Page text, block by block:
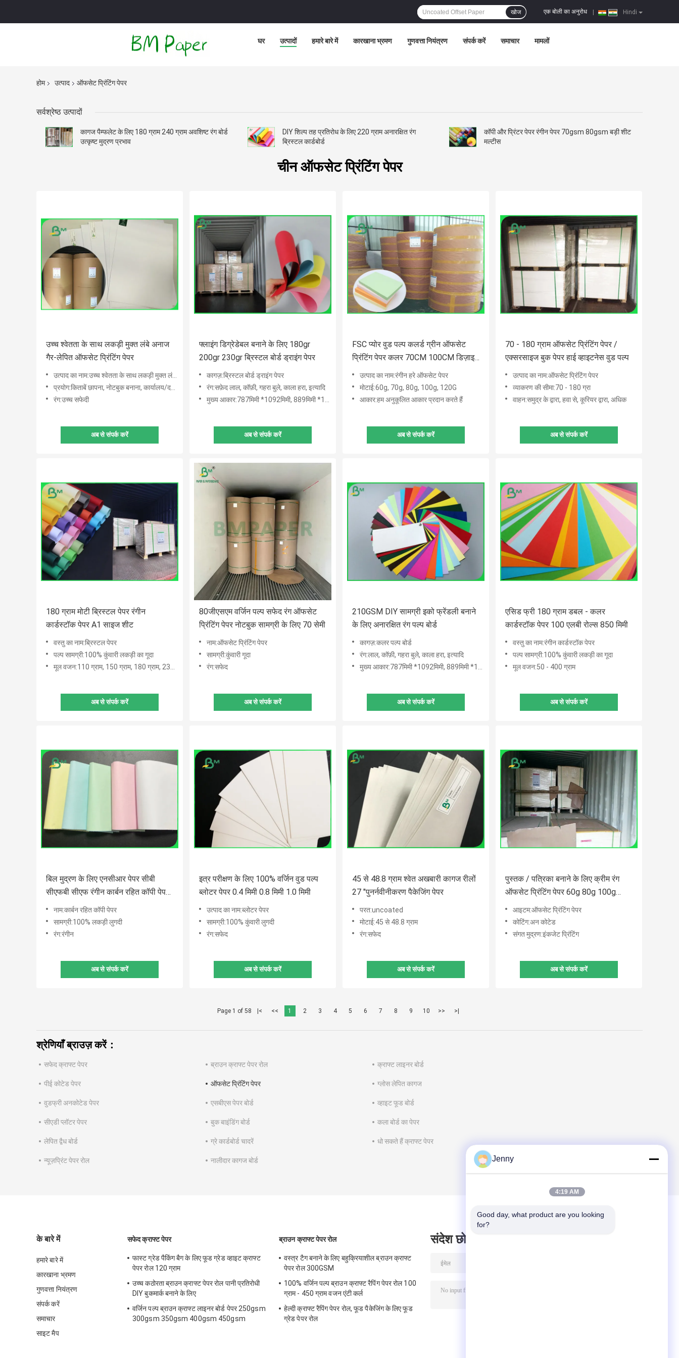
Hindi
एक बोली का अनुरोध
खोज
घर उत्पादों हमारे बारे में कारखाना भ्रमण गुणवत्ता नियंत्रण संपर्क करें समाचार मामलों
होम उत्पाद ऑफसेट प्रिंटिंग पेपर
सर्वश्रेष्ठ उत्पादों
कागज पैम्फलेट के लिए 180 ग्राम 240 ग्राम अवशिष्ट रंग बोर्ड
उत्कृष्ट मुद्रण प्रभाव
DIY शिल्प तह प्रतिरोध के लिए 220 ग्राम अनारक्षित रंग
ब्रिस्टल कार्डबोर्ड
कॉपी और प्रिंटर पेपर रंगीन पेपर 70gsm 80gsm बड़ी शीट
मल्टीस
चीन ऑफसेट प्रिंटिंग पेपर
उच्च श्वेतता के साथ लकड़ी मुक्त लंबे अनाज
गैर-लेपित ऑफसेट प्रिंटिंग पेपर
उत्पाद का नाम:उच्च श्वेतता के साथ लकड़ी मुक्त लंबे अनाज गैर-लेपित ऑफसेट प्रिंटिंग पेपर
प्रयोग:किताबें छापना, नोटबुक बनाना, कार्यालय/दस्तावेज़ पत्र, अभ्यास पुस्तिकाएँ, नोटबुक, पत्रिकाएँ, रंगीन चि
रंग:उच्च सफेदी
अब से संपर्क करें
फ्लाइंग डिग्रेडेबल बनाने के लिए 180gr
200gr 230gr ब्रिस्टल बोर्ड ड्राइंग पेपर
कागज़:ब्रिस्टल बोर्ड ड्राइंग पेपर
रंग:सफ़ेद लाल, कॉफ़ी, गहरा बुले, काला हरा, इत्यादि
मुख्य आकार:787मिमी *1092मिमी, 889मिमी *1194मिमी, 850मिमी*1194मिमी, 787मिमी, 850मिमी, 889मिमी
अब से संपर्क करें
FSC प्योर वुड पल्प कलर्ड ग्रीन ऑफसेट
प्रिंटिंग पेपर कलर 70CM 100CM डिज़ाइन
उत्पाद का नाम:रंगीन हरे ऑफसेट पेपर
मोटाई:60g, 70g, 80g, 100g, 120G
आकार:हम अनुकूलित आकार प्रदान करते हैं
अब से संपर्क करें
70 - 180 ग्राम ऑफसेट प्रिंटिंग पेपर /
एक्सरसाइज बुक पेपर हाई व्हाइटनेस वुड पल्प
उत्पाद का नाम:ऑफसेट प्रिंटिंग पेपर
व्याकरण की सीमा:70 - 180 ग्रा
वाहन:समुद्र के द्वारा, हवा से, कूरियर द्वारा, अधिक
अब से संपर्क करें
180 ग्राम मोटी ब्रिस्टल पेपर रंगीन
कार्डस्टॉक पेपर A1 साइज शीट
वस्तु का नाम:ब्रिस्टल पेपर
पल्प सामग्री:100% कुंवारी लकड़ी का गूदा
मूल वजन:110 ग्राम, 150 ग्राम, 180 ग्राम, 230 ग्राम, 250 ग्राम
अब से संपर्क करें
80जीएसएम वर्जिन पल्प सफेद रंग ऑफसेट
प्रिंटिंग पेपर नोटबुक सामग्री के लिए 70 सेमी
नाम:ऑफसेट प्रिंटिंग पेपर
सामग्री:कुंवारी गूदा
रंग:सफेद
अब से संपर्क करें
210GSM DIY सामग्री इको फ्रेंडली बनाने
के लिए अनारक्षित रंग पल्प बोर्ड
कागज़:कलर पल्प बोर्ड
रंग:लाल, कॉफ़ी, गहरा बुले, काला हरा, इत्यादि
मुख्य आकार:787मिमी *1092मिमी, 889मिमी *1194मिमी, 850मिमी*1194मिमी, 787मिमी, 850मिमी, 889मिमी
अब से संपर्क करें
एसिड फ्री 180 ग्राम डबल - कलर
कार्डस्टॉक पेपर 100 एलबी रोल्स 850 मिमी
वस्तु का नाम:रंगीन कार्डस्टॉक पेपर
पल्प सामग्री:100% कुंवारी लकड़ी का गूदा
मूल वजन:50 - 400 ग्राम
अब से संपर्क करें
बिल मुद्रण के लिए एनसीआर पेपर सीबी
सीएफबी सीएफ रंगीन कार्बन रहित कॉपी पेपर
नाम:कार्बन रहित कॉपी पेपर
सामग्री:100% लकड़ी लुगदी
रंग:रंगीन
अब से संपर्क करें
इत्र परीक्षण के लिए 100% वर्जिन वुड पल्प
ब्लोटर पेपर 0.4 मिमी 0.8 मिमी 1.0 मिमी
उत्पाद का नाम:ब्लोटर पेपर
सामग्री:100% कुंवारी लुगदी
रंग:सफेद
अब से संपर्क करें
45 से 48.8 ग्राम श्वेत अखबारी कागज रीलों
27 "पुनर्नवीनीकरण पैकेजिंग पेपर
परत:uncoated
मोटाई:45 से 48.8 ग्राम
रंग:सफेद
अब से संपर्क करें
पुस्तक / पत्रिका बनाने के लिए क्रीम रंग
ऑफसेट प्रिंटिंग पेपर 60g 80g 100g
आइटम:ऑफसेट प्रिंटिंग पेपर
कोटिंग:अन कोटेड
संगत मुद्रण:इंकजेट प्रिंटिंग
अब से संपर्क करें
Page 1 of 58 |< << 1 2 3 4 5 6 7 8 9 10 >> >|
श्रेणियाँ ब्राउज़ करें：
सफेद क्राफ्ट पेपर ब्राउन क्राफ्ट पेपर रोल क्राफ्ट लाइनर बोर्ड
पीई कोटेड पेपर ऑफसेट प्रिंटिंग पेपर ग्लोस लेपित कागज
वुडफ्री अनकोटेड पेपर एसबीएस पेपर बोर्ड व्हाइट फूड बोर्ड
सीएडी प्लॉटर पेपर बुक बाइंडिंग बोर्ड कला बोर्ड का पेपर
लेपित द्वैध बोर्ड ग्रे कार्डबोर्ड चादरें धो सकते हैं क्राफ्ट पेपर
न्यूज़प्रिंट पेपर रोल नालीदार कागज बोर्ड
के बारे में
हमारे बारे में
कारखाना भ्रमण
गुणवत्ता नियंत्रण
संपर्क करें
समाचार
साइट मैप
सफेद क्राफ्ट पेपर
फास्ट ग्रेड पैकिंग बैग के लिए फूड ग्रेड व्हाइट क्राफ्ट
पेपर रोल 120 ग्राम
उच्च कठोरता ब्राउन क्राफ्ट पेपर रोल पानी प्रतिरोधी
DIY बुकमार्क बनाने के लिए
वर्जिन पल्प ब्राउन क्राफ्ट लाइनर बोर्ड पेपर 250gsm
300gsm 350gsm 400gsm 450gsm
ब्राउन क्राफ्ट पेपर रोल
वस्त्र टैग बनाने के लिए बहुक्रियाशील ब्राउन क्राफ्ट
पेपर रोल 300GSM
100% वर्जिन पल्प ब्राउन क्राफ्ट रैपिंग पेपर रोल 100
ग्राम - 450 ग्राम वजन एंटी कर्ल
हेल्दी क्राफ्ट रैपिंग पेपर रोल, फूड पैकेजिंग के लिए फूड
ग्रेड पेपर रोल
संदेश छोड़ दो
Jenny
4:19 AM
Good day, what product are you looking
for?